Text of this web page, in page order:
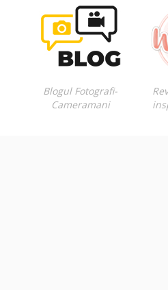
Blogul Fotografi-
Cameramani